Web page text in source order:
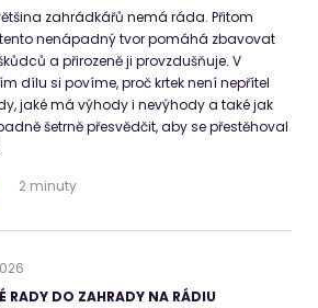
zahrádkářů nemá ráda. Přitom
nenápadný tvor pomáhá zbavovat
a přirozeně ji provzdušňuje. V
dílu si povíme, proč krtek není nepřítel
jaké má výhody i nevýhody a také jak
šetrně přesvědčit, aby se přestěhoval
2 minuty
RADY DO ZAHRADY NA RÁDIU